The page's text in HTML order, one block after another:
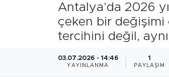
Antalya’da 2026
çeken bir
tercihini değil,
03.07.2026 - 14:46
YAYINLANMA
1
PAYLAŞIM
Gündem
Kültür- Sanat
Tüm Manşetler
Son Dakika Haberleri
Haber Arşivi